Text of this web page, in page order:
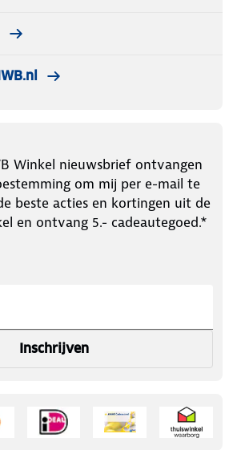
Winkel nieuwsbrief ontvangen
om mij per e-mail te
beste acties en kortingen uit de
en ontvang 5.- cadeautegoed.*
Inschrijven